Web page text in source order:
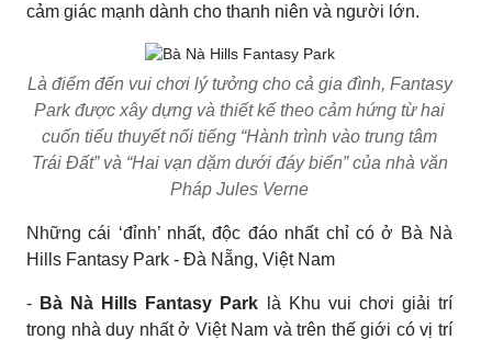
cảm giác mạnh dành cho thanh niên và người lớn.
Là điểm đến vui chơi lý tưởng cho cả gia đình, Fantasy
Park được xây dựng và thiết kế theo cảm hứng từ hai
cuốn tiểu thuyết nổi tiếng “Hành trình vào trung tâm
Trái Đất” và “Hai vạn dặm dưới đáy biển” của nhà văn
Pháp Jules Verne
Những cái ‘đỉnh’ nhất, độc đáo nhất chỉ có ở Bà Nà
Hills Fantasy Park - Đà Nẵng, Việt Nam
- Bà Nà Hills Fantasy Park là Khu vui chơi giải trí
trong nhà duy nhất ở Việt Nam và trên thế giới có vị trí